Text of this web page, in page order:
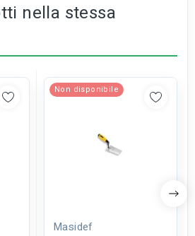
nella stessa
Non disponibile
Masidef